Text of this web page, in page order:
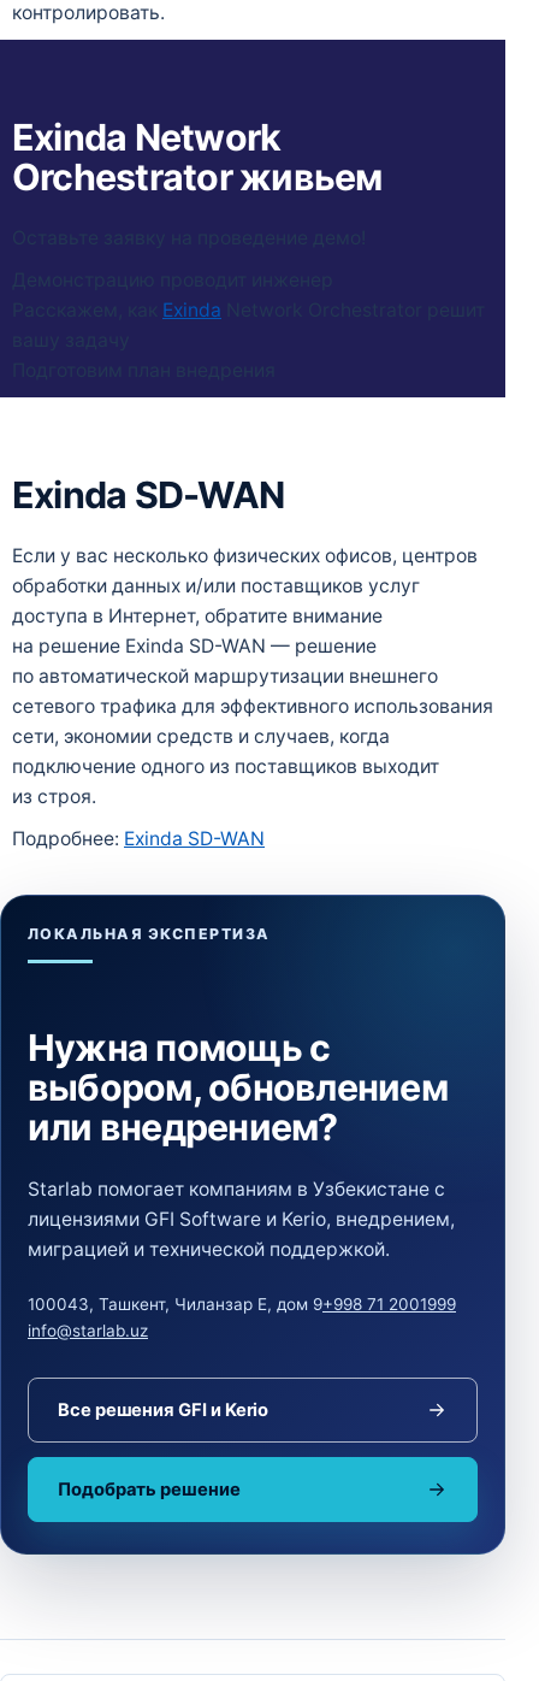
контролировать.
Exinda Network
Orchestrator живьем
Оставьте заявку на проведение демо!
Демонстрацию проводит инженер
Расскажем, как Exinda Network Orchestrator решит
вашу задачу
Подготовим план внедрения
Exinda SD-WAN
Если у вас несколько физических офисов, центров
обработки данных и/или поставщиков услуг
доступа в Интернет, обратите внимание
на решение Exinda SD-WAN — решение
по автоматической маршрутизации внешнего
сетевого трафика для эффективного использования
сети, экономии средств и случаев, когда
подключение одного из поставщиков выходит
из строя.
Подробнее: Exinda SD-WAN
ЛОКАЛЬНАЯ ЭКСПЕРТИЗА
Нужна помощь с
выбором, обновлением
или внедрением?
Starlab помогает компаниям в Узбекистане с
лицензиями GFI Software и Kerio, внедрением,
миграцией и технической поддержкой.
100043, Ташкент, Чиланзар Е, дом 9+998 71 2001999
info@starlab.uz
Все решения GFI и Kerio
Подобрать решение